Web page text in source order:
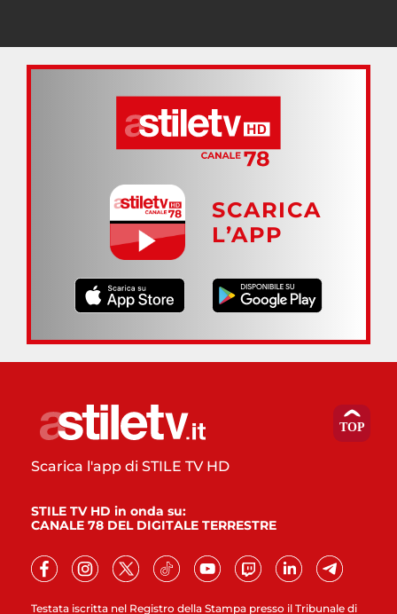
SCARICA
L’APP
Testata iscritta nel Registro della Stampa presso il Tribunale di
Scarica l'app di STILE TV HD
STILE TV HD in onda su:
CANALE 78 DEL DIGITALE TERRESTRE